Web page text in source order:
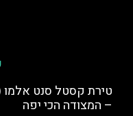
– המצודה הכי יפה